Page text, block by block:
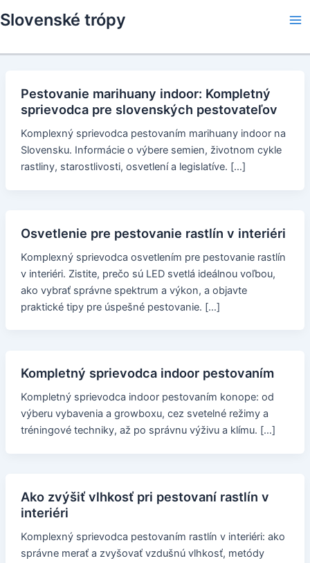
to
Slovenské trópy
Pestovanie marihuany indoor: Kompletný
sprievodca pre slovenských pestovateľov
Komplexný sprievodca pestovaním marihuany indoor na
Slovensku. Informácie o výbere semien, životnom cykle
rastliny, starostlivosti, osvetlení a legislatíve. […]
Osvetlenie pre pestovanie rastlín v interiéri
Komplexný sprievodca osvetlením pre pestovanie rastlín
v interiéri. Zistite, prečo sú LED svetlá ideálnou voľbou,
ako vybrať správne spektrum a výkon, a objavte
praktické tipy pre úspešné pestovanie. […]
Kompletný sprievodca indoor pestovaním
Kompletný sprievodca indoor pestovaním konope: od
výberu vybavenia a growboxu, cez svetelné režimy a
tréningové techniky, až po správnu výživu a klímu. […]
Ako zvýšiť vlhkosť pri pestovaní rastlín v
interiéri
Komplexný sprievodca pestovaním rastlín v interiéri: ako
správne merať a zvyšovať vzdušnú vlhkosť, metódy